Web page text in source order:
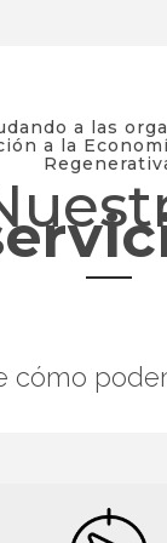
a las
a la
cómo